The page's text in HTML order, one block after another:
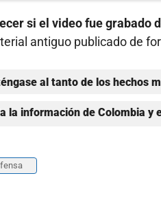
si el video fue grabado
antiguo publicado de
al tanto de los hechos
la información de Colombia y